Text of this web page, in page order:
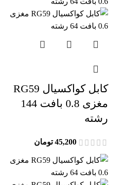
کابل کواکسیال RG59
مغزی 0.8 بافت 144
رشته
45,200 تومان